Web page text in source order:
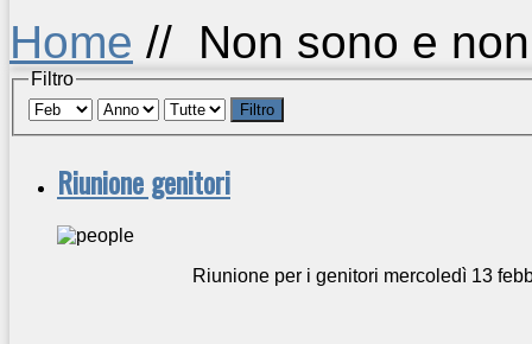
Home // Non sono e
Filtro
Filtro
Riunione genitori
Riunione per i genitori mercoledì 13